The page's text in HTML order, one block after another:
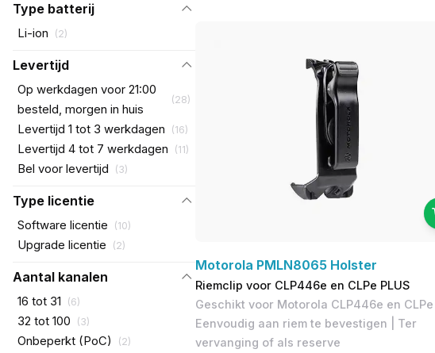
Type batterij
Li-ion (2)
Levertijd
Op werkdagen voor 21:00
besteld, morgen in huis
(28)
Levertijd 1 tot 3 werkdagen (16)
Levertijd 4 tot 7 werkdagen (11)
Bel voor levertijd (3)
Type licentie
Software licentie (10)
Upgrade licentie (2)
Aantal kanalen
16 tot 31 (6)
32 tot 100 (3)
Onbeperkt (PoC) (2)
Motorola PMLN8065 Holster
Riemclip voor CLP446e en CLPe PLUS
Geschikt voor Motorola CLP446e en CLPe |
Eenvoudig aan riem te bevestigen | Ter
vervanging of als reserve